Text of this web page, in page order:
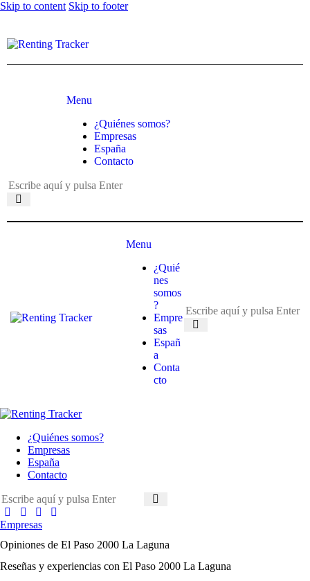
Skip to content Skip to footer
Menu
¿Quiénes somos?
Empresas
España
Contacto
Menu
¿Quié
nes
somos
?
Empre
sas
Españ
a
Conta
cto
¿Quiénes somos?
Empresas
España
Contacto
Empresas
Opiniones de El Paso 2000 La Laguna
Reseñas y experiencias con El Paso 2000 La Laguna